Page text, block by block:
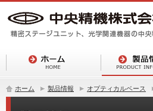
ホーム 製品情報 オプティカルベース